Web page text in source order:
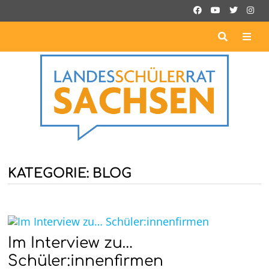
zum
KATEGORIE: BLOG
Im Interview zu…
Schüler:innenfirmen